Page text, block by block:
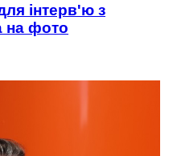
інтерв'ю з
на фото